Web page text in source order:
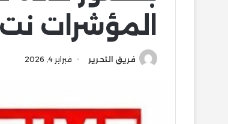
المؤشرات نت
فريق التحرير فبراير 4, 2026